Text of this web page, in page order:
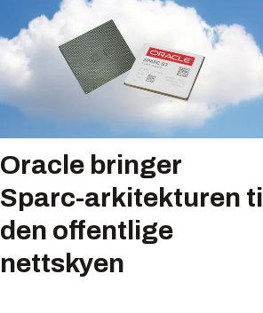
Oracle bringer
Sparc-arkitekturen til
den offentlige
nettskyen